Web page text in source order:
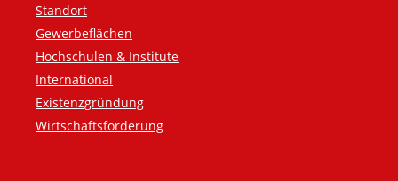
Standort
Gewerbeflächen
Hochschulen & Institute
International
Existenzgründung
Wirtschaftsförderung